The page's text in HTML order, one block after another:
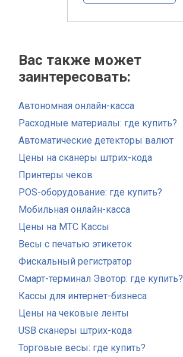
Вас также может
заинтересовать:
Автономная онлайн-касса
Расходные материалы: где купить?
Автоматические детекторы валют
Цены на сканеры штрих-кода
Принтеры чеков
POS-оборудование: где купить?
Мобильная онлайн-касса
Цены на МТС Кассы
Весы с печатью этикеток
Фискальный регистратор
Смарт-терминал Эвотор: где купить?
Кассы для интернет-бизнеса
Цены на чековые ленты
USB сканеры штрих-кода
Торговые весы: где купить?